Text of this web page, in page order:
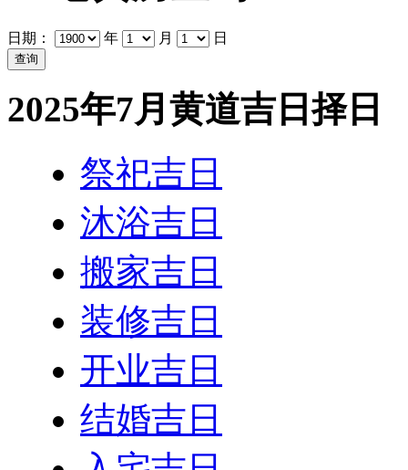
日期： 年 月 日
2025年7月黄道吉日择日
祭祀吉日
沐浴吉日
搬家吉日
装修吉日
开业吉日
结婚吉日